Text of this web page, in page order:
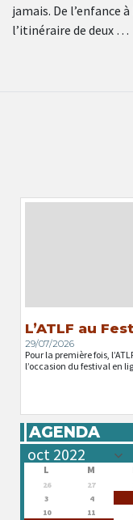
jamais. De l’enfance
l’itinéraire de deux …
L’ATLF au
29/07/2026
Pour la première fois,
l’occasion du festival en
AGENDA
L M
26 27
3
4
10
11